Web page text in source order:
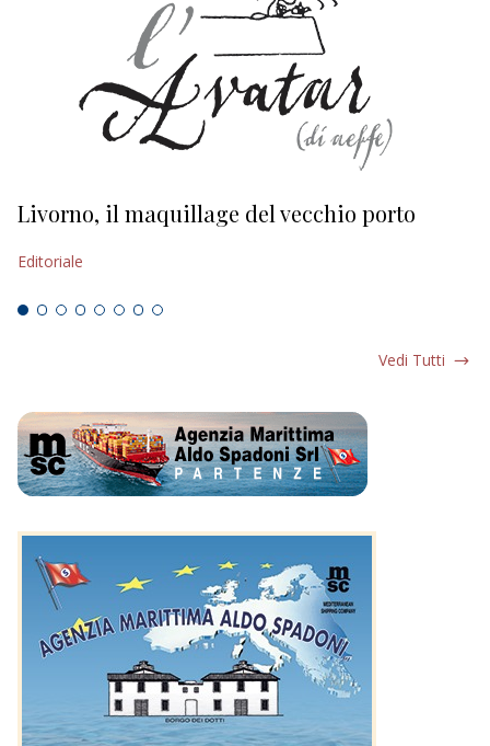
Livorno, il maquillage del vecchio porto
Editoriale
Vedi Tutti